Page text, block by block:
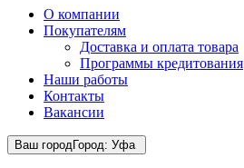
О компании
Покупателям
Доставка и оплата товара
Программы кредитования
Наши работы
Контакты
Вакансии
Ваш городГород: Уфа